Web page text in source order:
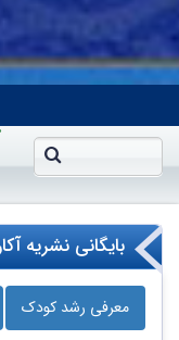
بایگانی نشریه
معرفی رشد کودک